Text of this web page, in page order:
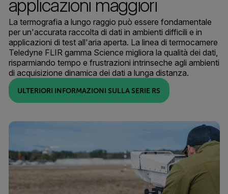
applicazioni maggiori
La termografia a lungo raggio può essere fondamentale
per un'accurata raccolta di dati in ambienti difficili e in
applicazioni di test all'aria aperta. La linea di termocamere
Teledyne FLIR gamma Science migliora la qualità dei dati,
risparmiando tempo e frustrazioni intrinseche agli ambienti
di acquisizione dinamica dei dati a lunga distanza.
ULTERIORI INFORMAZIONI SULLA SERIE RS